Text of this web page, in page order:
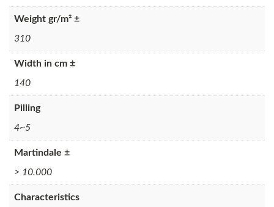
Weight gr/m² ±
310
Width in cm ±
140
Pilling
4~5
Martindale ±
> 10.000
Characteristics